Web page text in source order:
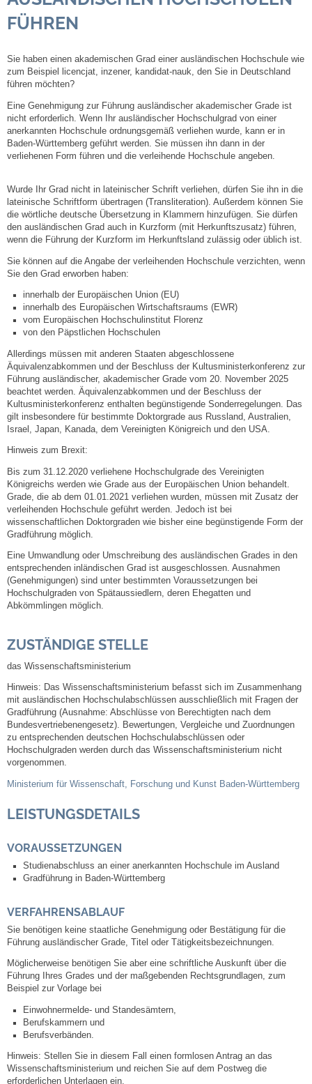
Steuern
Gebühren und Beiträge
Haushalt 2026
Redaktionsstatut für das Amtsblatt
Service
Notdienste
Fahrplanauskünfte
Ortsplan
Bildergalerie
Rund um den Wein
Schlepper / Traktor
Rathaus
Aktuelles
Gemeindeverwaltung
Stellenangebote
Ortsrecht
Schadensmeldungen
Bürgerservice
Ratsinfo
Gutachterausschuss
Leben
Bauen & Wohnen
NETZMonitor
Bodenrichtwerte
FÜHREN
Sie haben einen akademischen Grad einer ausländischen Hochschule wie
zum Beispiel licencjat, inzener, kandidat-nauk, den Sie in Deutschland
führen möchten?
Eine Genehmigung zur Führung ausländischer akademischer Grade ist
nicht erforderlich. Wenn Ihr ausländischer Hochschulgrad von einer
anerkannten Hochschule ordnungsgemäß verliehen wurde, kann er in
Baden-Württemberg geführt werden. Sie müssen ihn dann in der
verliehenen Form führen und die verleihende Hochschule angeben.
Wurde Ihr Grad nicht in lateinischer Schrift verliehen, dürfen Sie ihn in die
lateinische Schriftform übertragen (Transliteration). Außerdem können Sie
die wörtliche deutsche Übersetzung in Klammern hinzufügen. Sie dürfen
den ausländischen Grad auch in Kurzform (mit Herkunftszusatz) führen,
wenn die Führung der Kurzform im Herkunftsland zulässig oder üblich ist.
Sie können auf die Angabe der verleihenden Hochschule verzichten, wenn
Sie den Grad erworben haben:
innerhalb der Europäischen Union (EU)
innerhalb des Europäischen Wirtschaftsraums (EWR)
vom Europäischen Hochschulinstitut Florenz
von den Päpstlichen Hochschulen
Allerdings müssen mit anderen Staaten abgeschlossene
Äquivalenzabkommen und der Beschluss der Kultusministerkonferenz zur
Führung ausländischer, akademischer Grade vom 20. November 2025
beachtet werden. Äquivalenzabkommen und der Beschluss der
Kultusministerkonferenz enthalten begünstigende Sonderregelungen. Das
gilt insbesondere für bestimmte Doktorgrade aus Russland, Australien,
Israel, Japan, Kanada, dem Vereinigten Königreich und den USA
Hinweis zum Brexit:
Bis zum 31.12.2020 verliehene Hochschulgrade des Vereinigten
Königreichs werden wie Grade aus der Europäischen Union behandelt.
Grade, die ab dem 01.01.2021 verliehen wurden, müssen mit Zusatz der
verleihenden Hochschule geführt werden. Jedoch ist bei
wissenschaftlichen Doktorgraden wie bisher eine begünstigende Form der
Gradführung möglich.
Eine Umwandlung oder Umschreibung des ausländischen Grades in den
entsprechenden inländischen Grad ist ausgeschlossen. Ausnahmen
(Genehmigungen) sind unter bestimmten Voraussetzungen bei
Hochschulgraden von Spätaussiedlern, deren Ehegatten und
Abkömmlingen möglich.
ZUSTÄNDIGE STELLE
das Wissenschaftsministerium
Hinweis: Das Wissenschaftsministerium befasst sich im Zusammenhang
mit ausländischen Hochschulabschlüssen ausschließlich mit Fragen der
Gradführung (Ausnahme: Abschlüsse von Berechtigten nach dem
Bundesvertriebenengesetz). Bewertungen, Vergleiche und Zuordnungen
zu entsprechenden deutschen Hochschulabschlüssen oder
Hochschulgraden werden durch das Wissenschaftsministerium nicht
vorgenommen.
Ministerium für Wissenschaft, Forschung und Kunst Baden-Württemberg
LEISTUNGSDETAILS
VORAUSSETZUNGEN
Studienabschluss an einer anerkannten Hochschule im Ausland
Gradführung in Baden-Württemberg
VERFAHRENSABLAUF
Sie benötigen keine staatliche Genehmigung oder Bestätigung für die
Führung ausländischer Grade, Titel oder Tätigkeitsbezeichnungen.
Möglicherweise benötigen Sie aber eine schriftliche Auskunft über die
Führung Ihres Grades und der maßgebenden Rechtsgrundlagen, zum
Beispiel zur Vorlage bei
Einwohnermelde- und Standesämtern,
Berufskammern und
Berufsverbänden.
Hinweis: Stellen Sie in diesem Fall einen formlosen Antrag an das
Wissenschaftsministerium und reichen Sie auf dem Postweg die
erforderlichen Unterlagen ein.